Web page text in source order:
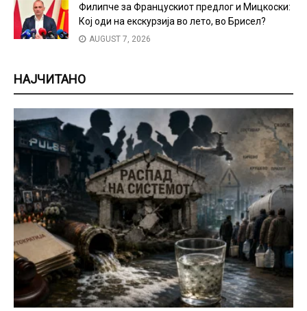
Филипче за Францускиот предлог и Мицкоски:
Кој оди на екскурзија во лето, во Брисел?
AUGUST 7, 2026
НАЈЧИТАНО